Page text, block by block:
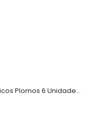
Juego de Yases Metálicos Plomos 6 Unidades + Pelota de Goma (En Bolsita Lista para Regalar)